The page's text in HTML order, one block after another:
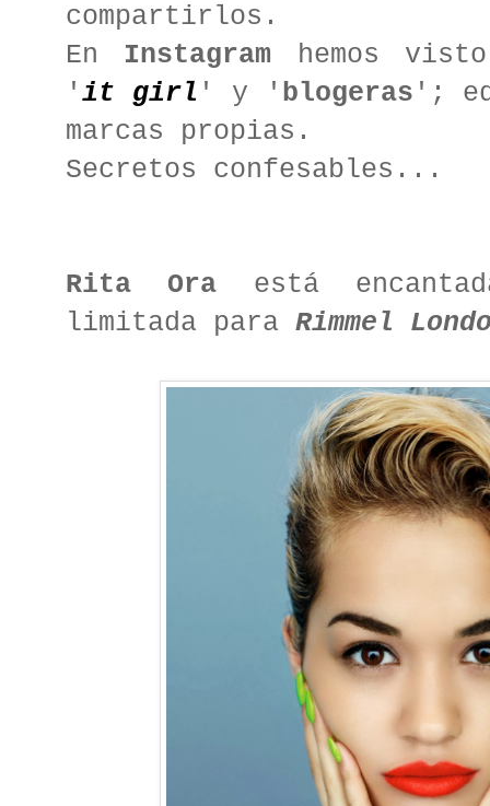
compartirlos.
En Instagram hemos
' it girl ' y ' blogeras ';
marcas propias.
Secretos confesables...
Rita Ora está
limitada para Rimmel